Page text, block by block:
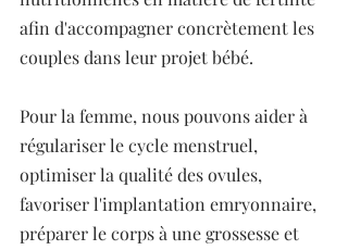
afin d'accompagner concrètement les
couples dans leur projet bébé.
Pour la femme, nous pouvons aider à
régulariser le cycle menstruel,
optimiser la qualité des ovules,
favoriser l'implantation emryonnaire,
préparer le corps à une grossesse et